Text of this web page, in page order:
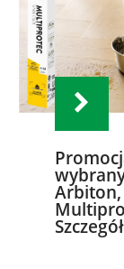
Arbiton,